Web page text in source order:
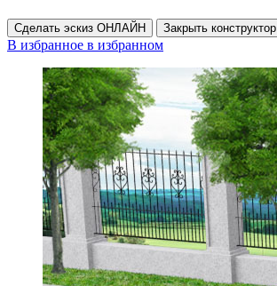
Сделать эскиз ОНЛАЙН Закрыть конструктор
В избранное в избранном